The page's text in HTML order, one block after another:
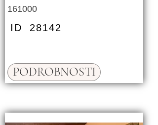
161000
ID 28142
PODROBNOSTI